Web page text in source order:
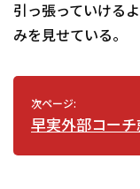
引っ張っていける
みを見せている。
次ページ:
早実外部コー